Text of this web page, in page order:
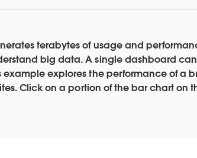
terabytes of usage and
big data. A single dashboard
example explores the performance of a
Click on a portion of the bar chart on